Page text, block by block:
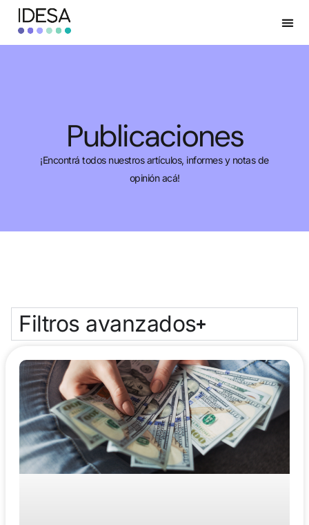
Publicaciones
¡Encontrá todos nuestros artículos, informes y notas de
opinión acá!
Filtros avanzados